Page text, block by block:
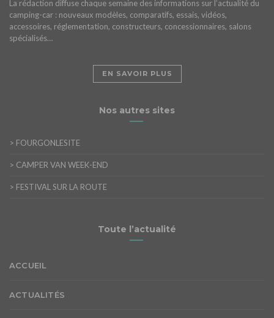
La rédaction diffuse chaque semaine des informations sur l’actualité du
camping-car : nouveaux modèles, comparatifs, essais, vidéos,
accessoires, réglementation, constructeurs, concessionnaires, salons
spécialisés…
EN SAVOIR PLUS
Nos autres sites
> FOURGONLESITE
> CAMPER VAN WEEK-END
> FESTIVAL SUR LA ROUTE
Toute l’actualité
ACCUEIL
ACTUALITÉS